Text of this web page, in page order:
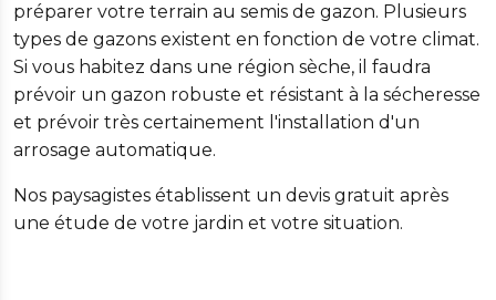
préparer votre terrain au semis de gazon. Plusieurs
types de gazons existent en fonction de votre climat.
Si vous habitez dans une région sèche, il faudra
prévoir un gazon robuste et résistant à la sécheresse
et prévoir très certainement l'installation d'un
arrosage automatique.
Nos paysagistes établissent un devis gratuit après
une étude de votre jardin et votre situation.